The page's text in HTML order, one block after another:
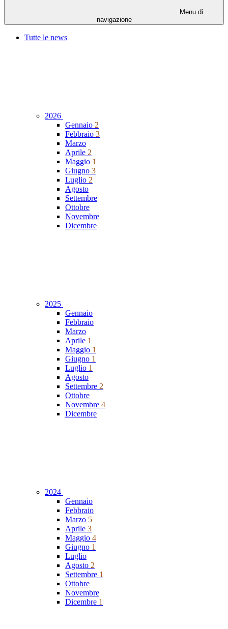
Menu di
navigazione
Tutte le news
2026
Gennaio 2
Febbraio 3
Marzo
Aprile 2
Maggio 1
Giugno 3
Luglio 2
Agosto
Settembre
Ottobre
Novembre
Dicembre
2025
Gennaio
Febbraio
Marzo
Aprile 1
Maggio 1
Giugno 1
Luglio 1
Agosto
Settembre 2
Ottobre
Novembre 4
Dicembre
2024
Gennaio
Febbraio
Marzo 5
Aprile 3
Maggio 4
Giugno 1
Luglio
Agosto 2
Settembre 1
Ottobre
Novembre
Dicembre 1